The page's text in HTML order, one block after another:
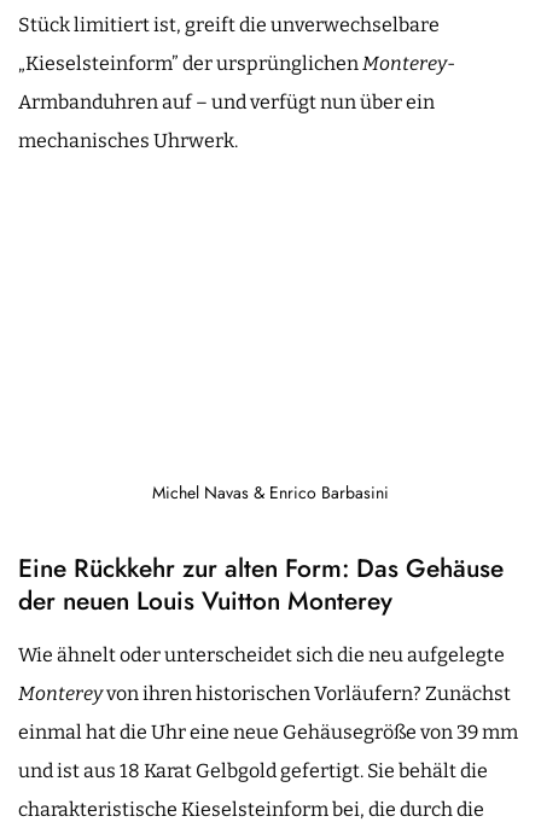
Stück limitiert ist, greift die unverwechselbare
„Kieselsteinform” der ursprünglichenMonterey-
Armbanduhren auf – und verfügt nun über ein
mechanisches Uhrwerk.
Michel Navas & Enrico Barbasini
Eine Rückkehr zur alten Form: Das Gehäuse
der neuen Louis Vuitton Monterey
Wie ähnelt oder unterscheidet sich die neu aufgelegte
Montereyvon ihren historischen Vorläufern? Zunächst
einmal hat die Uhr eine neue Gehäusegröße von 39 mm
und ist aus 18 Karat Gelbgold gefertigt. Sie behält die
charakteristische Kieselsteinform bei, die durch die